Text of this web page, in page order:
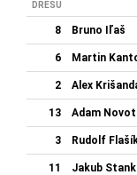
DRESU
8 Bruno Iľaš
6 Martin
2 Alex
13 Adam
3 Rudolf
11 Jakub